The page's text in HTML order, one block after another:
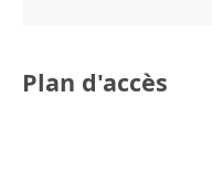
Plan d'accès